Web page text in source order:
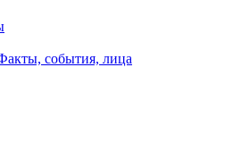
события, лица